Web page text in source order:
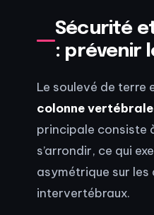
Sécurité
: prévenir
Le soulevé de terre
colonne
principale consiste
s’arrondir, ce qui
asymétrique sur les
intervertébraux.